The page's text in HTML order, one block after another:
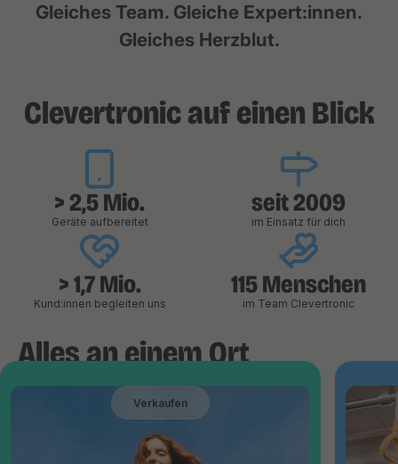
Gleiches Team. Gleiche Expert:innen.
Gleiches Herzblut.
Clevertronic auf einen Blick
> 2,5 Mio.
Geräte aufbereitet
seit 2009
im Einsatz für dich
> 1,7 Mio.
Kund:innen begleiten uns
115 Menschen
im Team Clevertronic
Alles an einem Ort
Verkaufen